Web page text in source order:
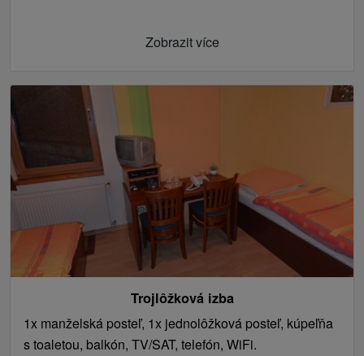
Zobrazit více
Trojlôžková izba
1x manželská posteľ, 1x jednolôžková posteľ, kúpeľňa
s toaletou, balkón, TV/SAT, telefón, WiFi.